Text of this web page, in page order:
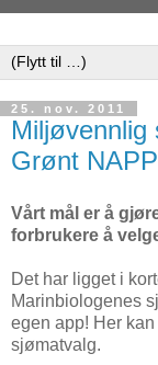
25. nov. 2011
Miljøvennlig
Grønt
Vårt mål er å
forbrukere å
Det har ligget i
Marinbiologenes
egen app! Her
sjømatvalg.